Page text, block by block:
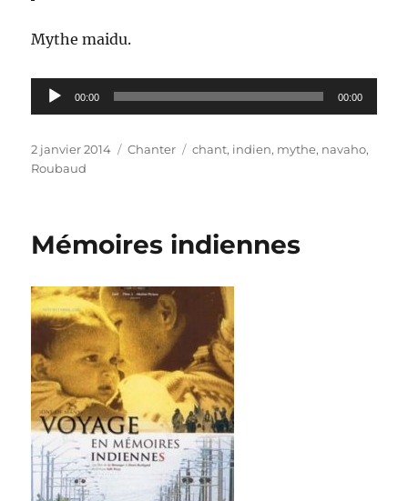
Mythe maidu.
Lecteur
audio
00:00 00:00
Publié
le
2 janvier 2014 Catégories
Chanter Étiquettes
chant, indien, mythe, navaho,
Roubaud
Mémoires indiennes